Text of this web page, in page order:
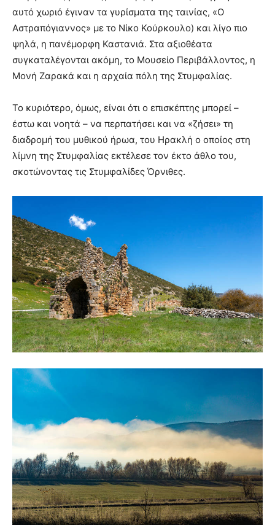
αυτό χωριό έγιναν τα γυρίσματα της ταινίας, «Ο
Αστραπόγιαννος» με το Νίκο Κούρκουλο) και λίγο πιο
ψηλά, η πανέμορφη Καστανιά. Στα αξιοθέατα
συγκαταλέγονται ακόμη, το Μουσείο Περιβάλλοντος, η
Μονή Ζαρακά και η αρχαία πόλη της Στυμφαλίας.
Το κυριότερο, όμως, είναι ότι ο επισκέπτης μπορεί –
έστω και νοητά – να περπατήσει και να «ζήσει» τη
διαδρομή του μυθικού ήρωα, του Ηρακλή ο οποίος στη
λίμνη της Στυμφαλίας εκτέλεσε τον έκτο άθλο του,
σκοτώνοντας τις Στυμφαλίδες Όρνιθες.